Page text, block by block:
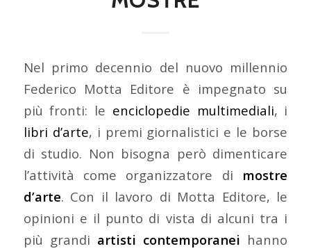
Nel primo decennio del nuovo millennio
Federico Motta Editore è impegnato su
più fronti: le enciclopedie multimediali, i
libri d’arte, i premi giornalistici e le borse
di studio. Non bisogna però dimenticare
l’attività come organizzatore di mostre
d’arte. Con il lavoro di Motta Editore, le
opinioni e il punto di vista di alcuni tra i
più grandi artisti contemporanei hanno